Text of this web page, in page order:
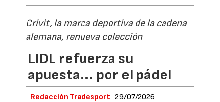
Crivit, la marca deportiva de la cadena
alemana, renueva colección
LIDL refuerza su
apuesta... por el pádel
Redacción Tradesport 29/07/2026